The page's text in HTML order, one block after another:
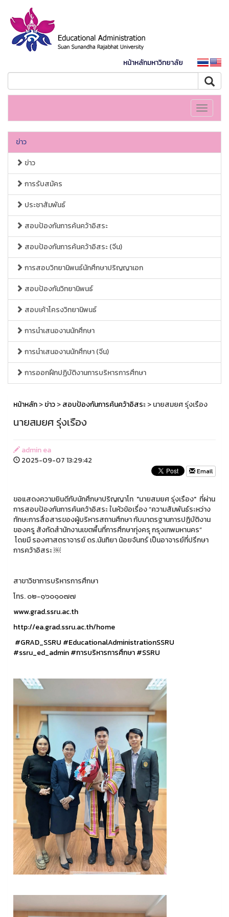
หน้าหลักมหาวิทยาลัย
Toggle
ข่าว
ข่าว
การรับสมัคร
ประชาสัมพันธ์
สอบป้องกันการค้นคว้าอิสระ
สอบป้องกันการค้นคว้าอิสระ (จีน)
การสอบวิทยานิพนธ์นักศึกษาปริญญาเอก
สอบป้องกันวิทยานิพนธ์
สอบเค้าโครงวิทยานิพนธ์
การนำเสนองานนักศึกษา
การนำเสนองานนักศึกษา (จีน)
การออกฝึกปฏิบัติงานการบริหารการศึกษา
หน้าหลัก>ข่าว>สอบป้องกันการค้นคว้าอิสระ> นายสมยศ รุ่งเรือง
นายสมยศ รุ่งเรือง
admin ea
2025-09-07 13:29:42
Email
ขอแสดงความยินดีกับนักศึกษาปริญญาโท "นายสมยศ รุ่งเรือง" ที่ผ่าน
การสอบป้องกันการค้นคว้าอิสระ ในหัวข้อเรื่อง “ความสัมพันธ์ระหว่าง
ทักษะการสื่อสารของผู้บริหารสถานศึกษา กับมาตรฐานการปฏิบัติงาน
ของครู สังกัดสำนักงานเขตพื้นที่การศึกษาทุ่งครุ กรุงเทพมหานคร”
โดยมี รองศาสตราจารย์ ดร.นันทิยา น้อยจันทร์ เป็นอาจารย์ที่ปรึกษา
การคว้าอิสระ ￼
สาขาวิชาการบริหารการศึกษา
โทร. ๐๒-๑๖๐๑๐๗๗
www.grad.ssru.ac.th
http://ea.grad.ssru.ac.th/home
#GRAD_SSRU #EducationalAdministrationSSRU
#ssru_ed_admin#การบริหารการศึกษา#SSRU